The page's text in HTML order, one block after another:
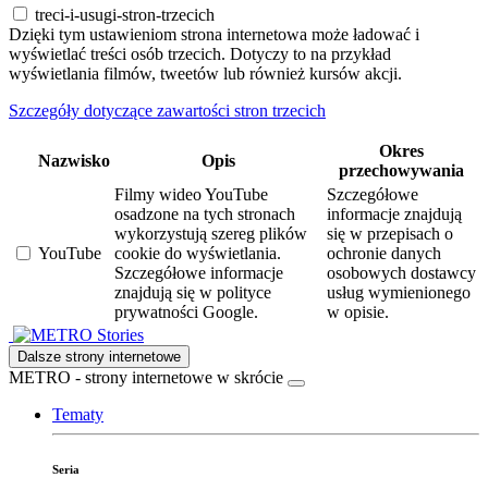
treci-i-usugi-stron-trzecich
Dzięki tym ustawieniom strona internetowa może ładować i
wyświetlać treści osób trzecich. Dotyczy to na przykład
wyświetlania filmów, tweetów lub również kursów akcji.
Szczegóły dotyczące zawartości stron trzecich
Nazwisko Opis
Okres
przechowywania
YouTube
Filmy wideo YouTube
osadzone na tych stronach
wykorzystują szereg plików
cookie do wyświetlania.
Szczegółowe informacje
znajdują się w polityce
prywatności Google.
Szczegółowe
informacje znajdują
się w przepisach o
ochronie danych
osobowych dostawcy
usług wymienionego
w opisie.
Stories
Dalsze strony internetowe
METRO - strony internetowe w skrócie
Tematy
Seria